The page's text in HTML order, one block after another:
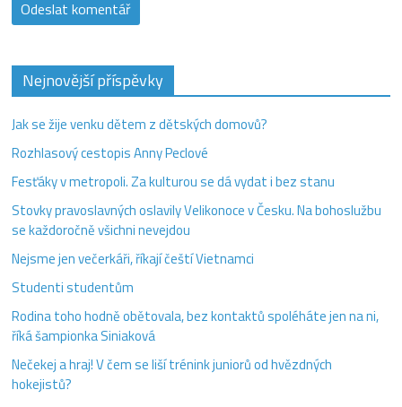
Nejnovější příspěvky
Jak se žije venku dětem z dětských domovů?
Rozhlasový cestopis Anny Peclové
Fesťáky v metropoli. Za kulturou se dá vydat i bez stanu
Stovky pravoslavných oslavily Velikonoce v Česku. Na bohoslužbu
se každoročně všichni nevejdou
Nejsme jen večerkáři, říkají čeští Vietnamci
Studenti studentům
Rodina toho hodně obětovala, bez kontaktů spoléháte jen na ni,
říká šampionka Siniaková
Nečekej a hraj! V čem se liší trénink juniorů od hvězdných
hokejistů?